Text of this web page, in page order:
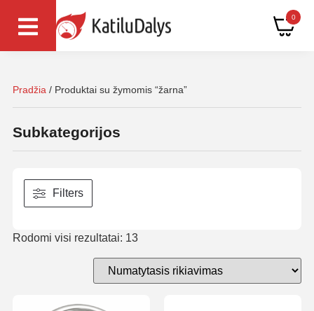
0
Pradžia / Produktai su žymomis “žarna”
Subkategorijos
Filters
Rodomi visi rezultatai: 13